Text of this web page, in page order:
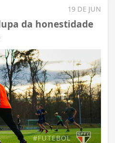
19 DE JUN
da honestidade
#FUTEBOL